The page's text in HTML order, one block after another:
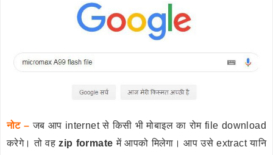
नोट – जब आप internet से किसी भी मोबाइल का रोम file download
करेगे। तो वहzip formate में आपको मिलेगा। आप उसे extract यानि